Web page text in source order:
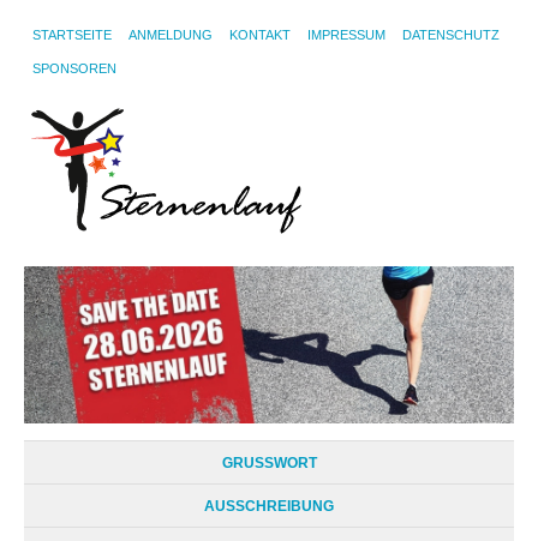
STARTSEITE ANMELDUNG KONTAKT IMPRESSUM DATENSCHUTZ
SPONSOREN
GRUSSWORT
AUSSCHREIBUNG